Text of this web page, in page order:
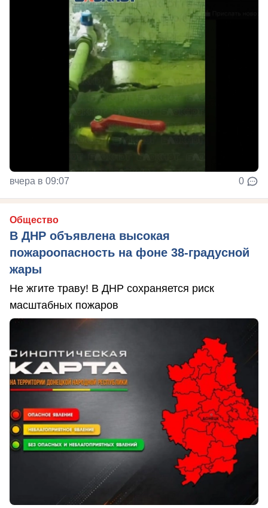
вчера в 09:07 0
Общество
В ДНР объявлена высокая
пожароопасность на фоне 38-градусной
жары
Не жгите траву! В ДНР сохраняется риск
масштабных пожаров